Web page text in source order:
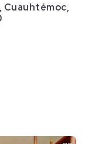
Cuauhtémoc,